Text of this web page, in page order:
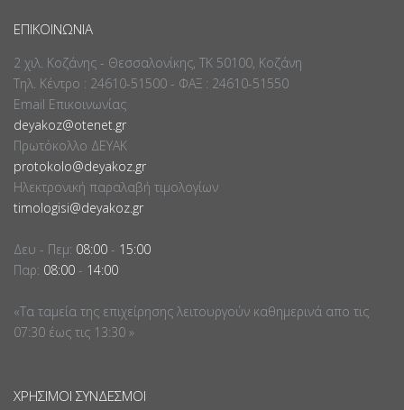
ΕΠΙΚΟΙΝΩΝΊΑ
2 χιλ. Κοζάνης - Θεσσαλονίκης, ΤΚ 50100, Κοζάνη
Τηλ. Κέντρο : 24610-51500 - ΦΑΞ : 24610-51550
Email Επικοινωνίας
deyakoz@otenet.gr
Πρωτόκολλο ΔΕΥΑΚ
protokolo@deyakoz.gr
Ηλεκτρονική παραλαβή τιμολογίων
timologisi@deyakoz.gr
Δευ - Πεμ: 08:00 - 15:00
Παρ: 08:00 - 14:00
«Τα ταμεία της επιχείρησης λειτουργούν καθημερινά απο τις
07:30 έως τις 13:30 »
ΧΡΉΣΙΜΟΙ ΣΎΝΔΕΣΜΟΙ